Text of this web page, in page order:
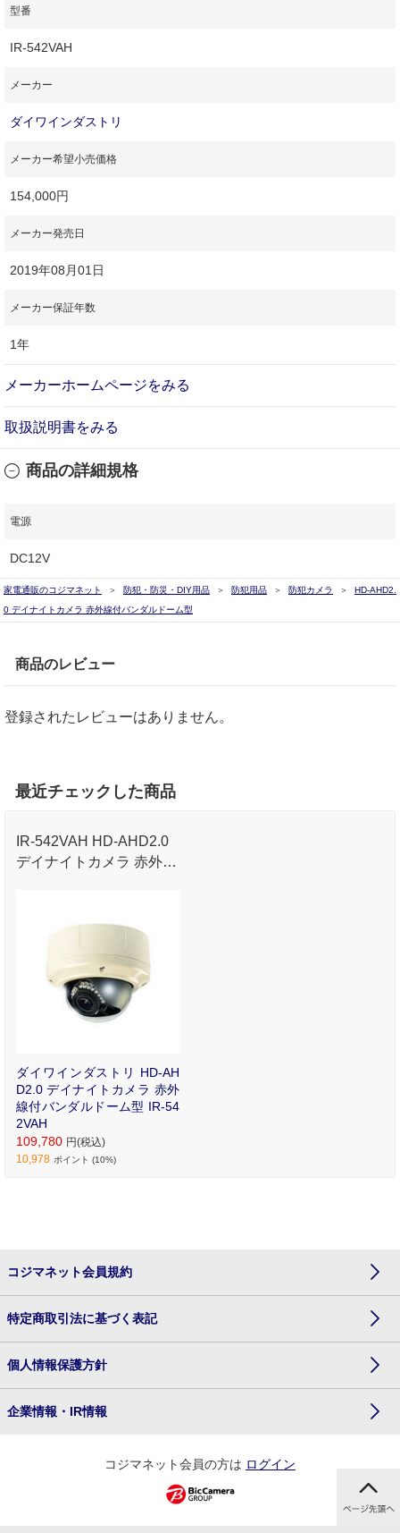
型番
IR-542VAH
メーカー
ダイワインダストリ
メーカー希望小売価格
154,000円
メーカー発売日
2019年08月01日
メーカー保証年数
1年
メーカーホームページをみる
取扱説明書をみる
商品の詳細規格
電源
DC12V
家電通販のコジマネット 防犯・防災・DIY用品 防犯用品 防犯カメラ
HD-AHD2.
0 デイナイトカメラ 赤外線付バンダルドーム型
商品のレビュー
登録されたレビューはありません。
最近チェックした商品
IR-542VAH HD-AHD2.0
デイナイトカメラ 赤外線
ダイワインダストリ HD-AH
D2.0 デイナイトカメラ 赤外
線付バンダルドーム型 IR-54
2VAH
109,780 円(税込)
10,978 ポイント (10%)
コジマネット会員規約
特定商取引法に基づく表記
個人情報保護方針
企業情報・IR情報
コジマネット会員の方は ログイン